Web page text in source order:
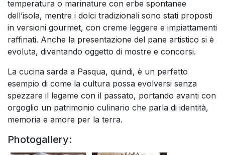
temperatura o marinature con erbe spontanee
dell’isola, mentre i dolci tradizionali sono stati proposti
in versioni gourmet, con creme leggere e impiattamenti
raffinati. Anche la presentazione del pane artistico si è
evoluta, diventando oggetto di mostre e concorsi.
La cucina sarda a Pasqua, quindi, è un perfetto
esempio di come la cultura possa evolversi senza
spezzare il legame con il passato, portando avanti con
orgoglio un patrimonio culinario che parla di identità,
memoria e amore per la terra.
Photogallery: